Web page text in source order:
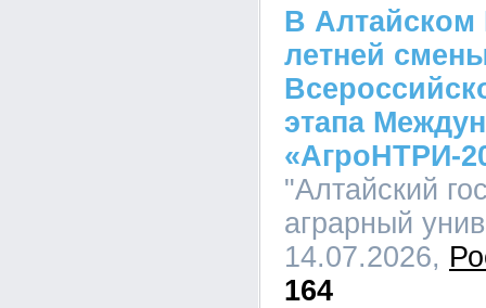
В Алтайском
летней
этапа
«АгроНТРИ-
"Алтайский
аграрный
14.07.2026,
164